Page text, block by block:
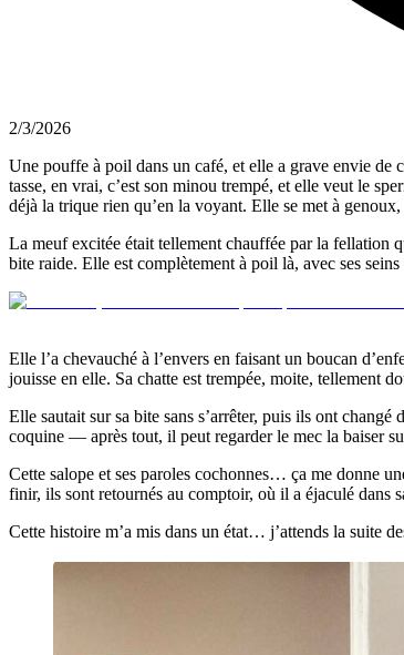
2/3/2026
Une pouffe à poil dans un café, et elle a grave envie de
tasse, en vrai, c’est son minou trempé, et elle veut le
déjà la trique rien qu’en la voyant. Elle se met à
La meuf excitée était tellement chauffée par la fellation
bite raide. Elle est complètement à poil là, avec ses
Elle l’a chevauché à l’envers en faisant un boucan
jouisse en elle. Sa chatte est trempée, moite, tellement
Elle sautait sur sa bite sans s’arrêter, puis ils ont
coquine — après tout, il peut regarder le mec la baiser
Cette salope et ses paroles cochonnes… ça me donne
finir, ils sont retournés au comptoir, où il a éjaculé dans
Cette histoire m’a mis dans un état… j’attends la suite